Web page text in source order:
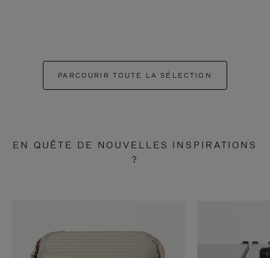
PARCOURIR TOUTE LA SÉLECTION
EN QUÊTE DE NOUVELLES INSPIRATIONS
?